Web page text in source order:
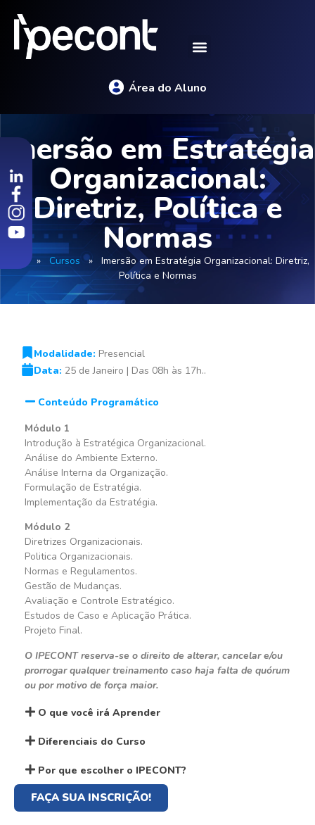
Área do Aluno
Imersão em Estratégia
Organizacional:
Diretriz, Política e
Normas
» Cursos » Imersão em Estratégia Organizacional: Diretriz,
Política e Normas
Modalidade: Presencial
Data: 25 de Janeiro | Das 08h às 17h..
Conteúdo Programático
Módulo 1
Introdução à Estratégica Organizacional.
Análise do Ambiente Externo.
Análise Interna da Organização.
Formulação de Estratégia.
Implementação da Estratégia.
Módulo 2
Diretrizes Organizacionais.
Politica Organizacionais.
Normas e Regulamentos.
Gestão de Mudanças.
Avaliação e Controle Estratégico.
Estudos de Caso e Aplicação Prática.
Projeto Final.
O IPECONT reserva-se o direito de alterar, cancelar e/ou
prorrogar qualquer treinamento caso haja falta de quórum
ou por motivo de força maior.
O que você irá Aprender
Diferenciais do Curso
Por que escolher o IPECONT?
FAÇA SUA INSCRIÇÃO!